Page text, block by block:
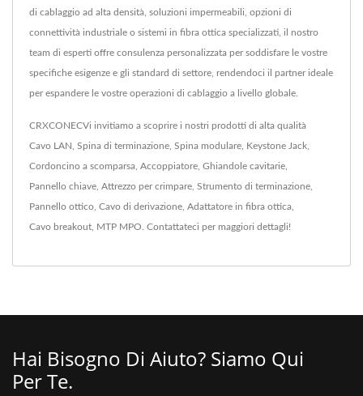
di cablaggio ad alta densità, soluzioni impermeabili, opzioni di
connettività industriale o sistemi in fibra ottica specializzati, il nostro
team di esperti offre consulenza personalizzata per soddisfare le vostre
specifiche esigenze e gli standard di settore, rendendoci il partner ideale
per espandere le vostre operazioni di cablaggio a livello globale.
CRXCONECVi invitiamo a scoprire i nostri prodotti di alta qualità
Cavo LAN Spina di terminazione Spina modulare Keystone Jack
Cordoncino a scomparsa Accoppiatore Ghiandole cavitarie
Pannello chiave Attrezzo per crimpare Strumento di terminazione
Pannello ottico Cavo di derivazione Adattatore in fibra ottica
Cavo breakout MTP MPO Contattateci per maggiori dettagli!
Hai Bisogno Di Aiuto? Siamo Qui
Per Te.